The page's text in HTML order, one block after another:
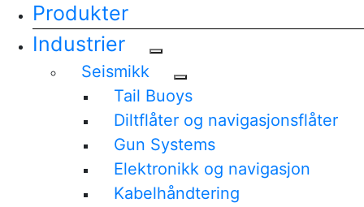
Produkter
Industrier
Seismikk
Tail Buoys
Diltflåter og navigasjonsflåter
Gun Systems
Elektronikk og navigasjon
Kabelhåndtering